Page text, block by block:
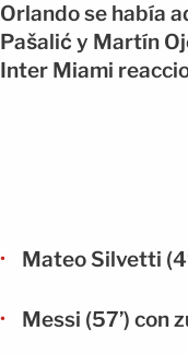
Orlando se había
Pašalić y Martín
Inter Miami
Mateo Silvetti
Messi (57’) con